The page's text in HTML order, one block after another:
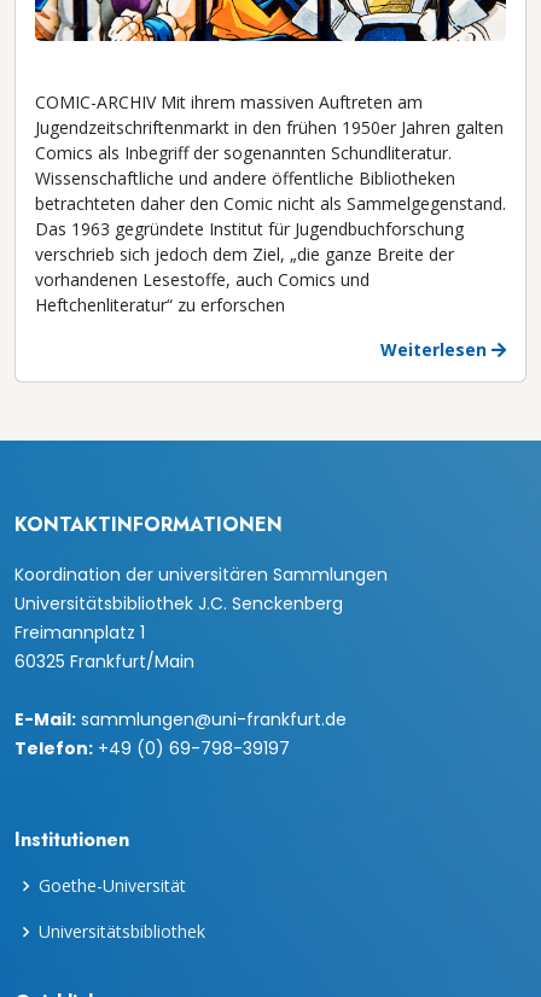
COMIC-ARCHIV Mit ihrem massiven Auftreten am
Jugendzeitschriftenmarkt in den frühen 1950er Jahren galten
Comics als Inbegriff der sogenannten Schundliteratur.
Wissenschaftliche und andere öffentliche Bibliotheken
betrachteten daher den Comic nicht als Sammelgegenstand.
Das 1963 gegründete Institut für Jugendbuchforschung
verschrieb sich jedoch dem Ziel, „die ganze Breite der
vorhandenen Lesestoffe, auch Comics und
Heftchenliteratur“ zu erforschen
Weiterlesen
KONTAKTINFORMATIONEN
Koordination der universitären Sammlungen
Universitätsbibliothek J.C. Senckenberg
Freimannplatz 1
60325 Frankfurt/Main
E-Mail: sammlungen@uni-frankfurt.de
Telefon: +49 (0) 69-798-39197
Institutionen
Goethe-Universität
Universitätsbibliothek